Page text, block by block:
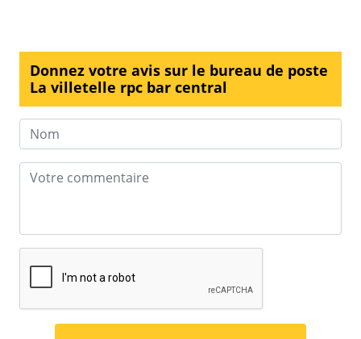
Donnez votre avis sur le bureau de poste
La villetelle rpc bar central